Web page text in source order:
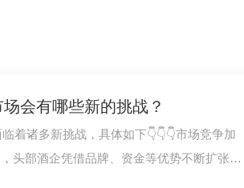
会有哪些新的挑战？
着诸多新挑战，具体如下👇👇👇市场竞争加
头部酒企凭借品牌、资金等优势不断扩张，